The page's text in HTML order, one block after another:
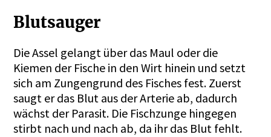
Blutsauger
Die Assel gelangt über das Maul oder die
Kiemen der Fische in den Wirt hinein und setzt
sich am Zungengrund des Fisches fest. Zuerst
saugt er das Blut aus der Arterie ab, dadurch
wächst der Parasit. Die Fischzunge hingegen
stirbt nach und nach ab, da ihr das Blut fehlt.